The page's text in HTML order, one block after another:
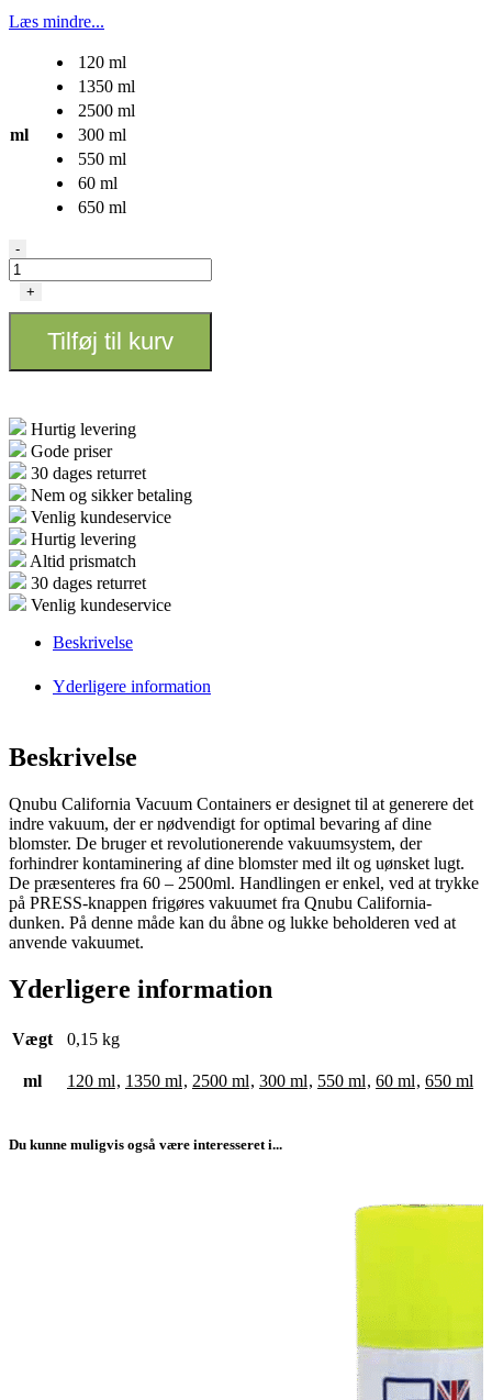
Læs mindre...
ml
120 ml
1350 ml
2500 ml
300 ml
550 ml
60 ml
650 ml
VACUUM
CONTAINER
QNUBU
2500ml
antal
-
+
Tilføj til kurv
Hurtig levering
Gode priser
30 dages returret
Nem og sikker betaling
Venlig kundeservice
Hurtig levering
Altid prismatch
30 dages returret
Venlig kundeservice
Beskrivelse
Yderligere information
Beskrivelse
Qnubu California Vacuum Containers er designet til at generere det
indre vakuum, der er nødvendigt for optimal bevaring af dine
blomster. De bruger et revolutionerende vakuumsystem, der
forhindrer kontaminering af dine blomster med ilt og uønsket lugt.
De præsenteres fra 60 – 2500ml. Handlingen er enkel, ved at trykke
på PRESS-knappen frigøres vakuumet fra Qnubu California-
dunken. På denne måde kan du åbne og lukke beholderen ved at
anvende vakuumet.
Yderligere information
Vægt 0,15 kg
ml 120 ml, 1350 ml, 2500 ml, 300 ml, 550 ml, 60 ml, 650 ml
Du kunne muligvis også være interesseret i...